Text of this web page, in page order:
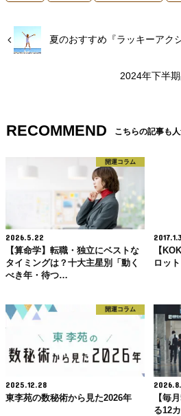
夏のおすすめ『ラッキーアク
2024年下半
RECOMMEND こちらの記事も人
開運コラム
2026.5.22
【算命学】転職・独立にベストな
タイミングは？十大主星別「動く
べき年・待つ…
【
ロッ
開運コラム
2025.12.28
東李苑の数秘術から見た2026年
【毎
る12